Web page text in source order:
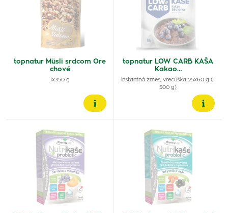
topnatur Müsli srdcom Ore
chové
1x350 g
topnatur LOW CARB KAŠA
Kakao…
instantná zmes, vrecúška 25x60 g (1
500 g)